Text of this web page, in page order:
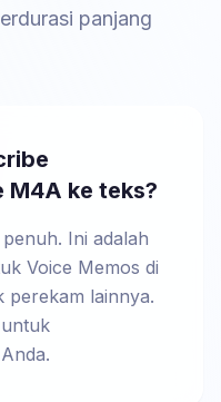
panjang
M4A ke teks?
Ini adalah
Voice Memos di
perekam lainnya.